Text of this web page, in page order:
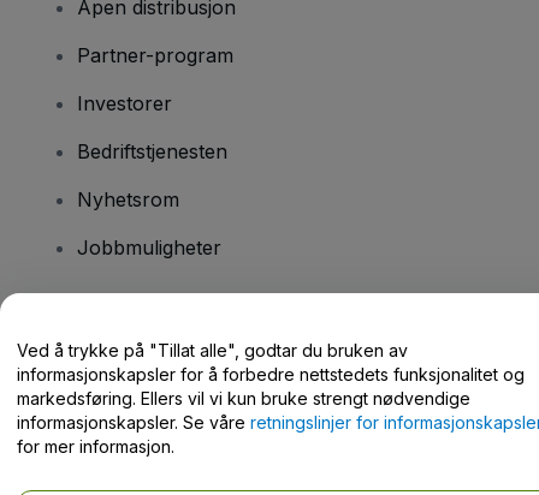
Åpen distribusjon
Partner-program
Investorer
Bedriftstjenesten
Nyhetsrom
Jobbmuligheter
Hjelpesenter / kontakt oss
Ved å trykke på "Tillat alle", godtar du bruken av
informasjonskapsler for å forbedre nettstedets funksjonalitet og
markedsføring. Ellers vil vi kun bruke strengt nødvendige
informasjonskapsler. Se våre retningslinjer for
for mer informasjon.